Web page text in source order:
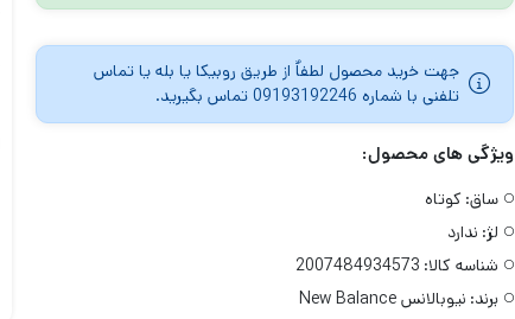
جهت خرید محصول لطفاٌ از طریق روبیکا یا بله یا تماس
تلفنی با شماره 09193192246 تماس بگیرید.
ویژگی های محصول:
ساق: کوتاه
لژ: ندارد
شناسه کالا: 2007484934573
برند: نیوبالانس New Balance